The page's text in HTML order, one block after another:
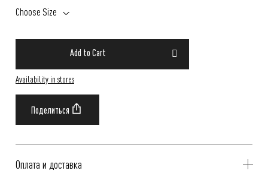
Choose Size
Add to Cart
Availability in stores
Оплата и доставка